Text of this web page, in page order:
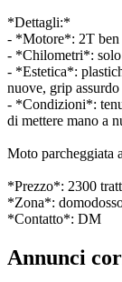
*Dettagli:*
- *Motore*: 2T ben
- *Chilometri*:
- *Estetica*:
nuove, grip
- *Condizioni*:
di mettere mano a
Moto parcheggiata
*Prezzo*: 2300
*Zona*:
*Contatto*: DM
Annunci